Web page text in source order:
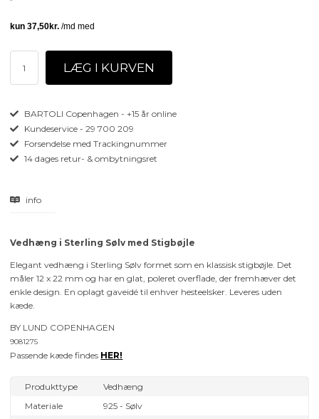
BARTOLI Copenhagen - +15 år online
Kundeservice - 29 700 209
Forsendelse med Trackingnummer
14 dages retur- & ombytningsret
info
Vedhæng i Sterling Sølv med Stigbøjle
Elegant vedhæng i Sterling Sølv formet som en klassisk stigbøjle. Det
måler 12 x 22 mm og har en glat, poleret overflade, der fremhæver det
enkle design. En oplagt gaveidé til enhver hesteelsker. Leveres uden
kæde.
BY LUND COPENHAGEN
9081275
Passende kæde findes HER!
Produkttype
Vedhæng
Materiale
925 - Sølv